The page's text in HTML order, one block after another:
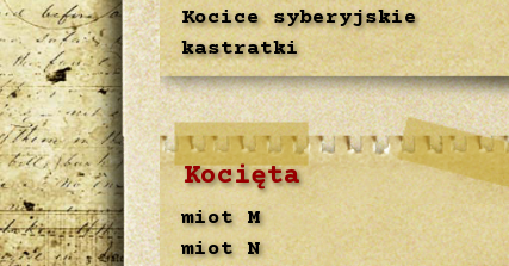
Kocice syberyjskie
kastratki
Kocięta
miot M
miot N